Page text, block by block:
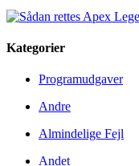
Kategorier
Programudgaver
Andre
Almindelige Fejl
Andet